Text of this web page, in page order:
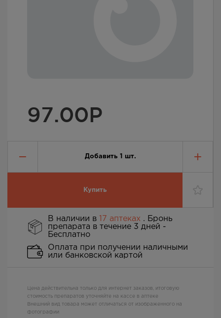
97.00Р
Добавить 1 шт.
Купить
В наличии в 17 аптеках . Бронь
препарата в течение 3 дней -
Бесплатно
Оплата при получении наличными
или банковской картой
Цена действительна только для интернет заказов, итоговую
стоимость препаратов уточняйте на кассе в аптеке
Внешний вид товара может отличаться от изображенного на
фотографии